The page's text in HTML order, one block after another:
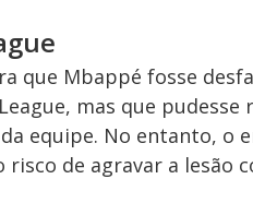
que Mbappé fosse
mas que
equipe. No entanto, o
de agravar a lesão